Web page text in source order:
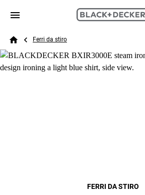
Skip to main content
Search
Breadcrumb
Ferri da stiro
FERRI DA STIRO